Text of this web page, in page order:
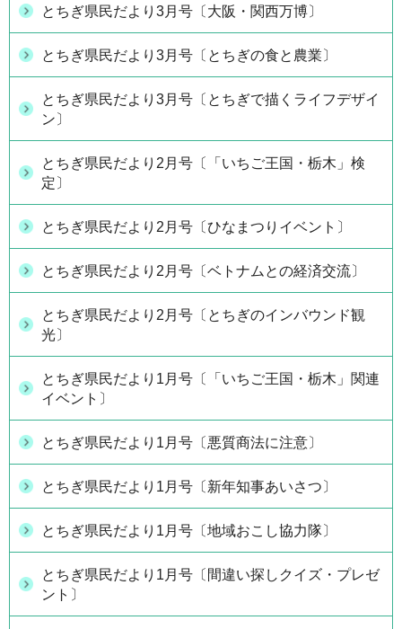
とちぎ県民だより3月号〔大阪・関西万博〕
とちぎ県民だより3月号〔とちぎの食と農業〕
とちぎ県民だより3月号〔とちぎで描くライフデザイ
ン〕
とちぎ県民だより2月号〔「いちご王国・栃木」検
定〕
とちぎ県民だより2月号〔ひなまつりイベント〕
とちぎ県民だより2月号〔ベトナムとの経済交流〕
とちぎ県民だより2月号〔とちぎのインバウンド観
光〕
とちぎ県民だより1月号〔「いちご王国・栃木」関連
イベント〕
とちぎ県民だより1月号〔悪質商法に注意〕
とちぎ県民だより1月号〔新年知事あいさつ〕
とちぎ県民だより1月号〔地域おこし協力隊〕
とちぎ県民だより1月号〔間違い探しクイズ・プレゼ
ント〕